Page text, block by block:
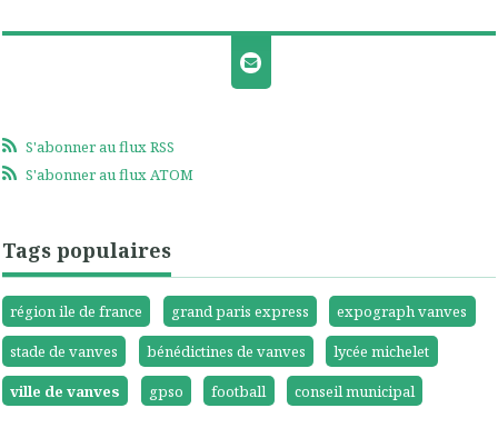
S'abonner au flux RSS
S'abonner au flux ATOM
Tags populaires
région ile de france grand paris express
expograph vanves
stade de vanves
bénédictines de vanves
lycée michelet
ville de vanves
gpso football conseil municipal